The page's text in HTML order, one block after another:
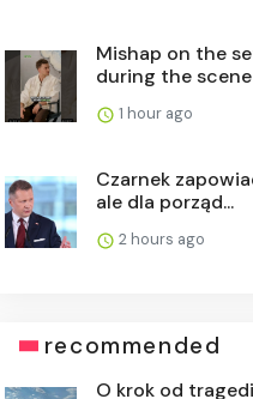
Mishap on the
during the scene
1 hour ago
Czarnek
ale dla porząd...
2 hours ago
recommended
O krok od